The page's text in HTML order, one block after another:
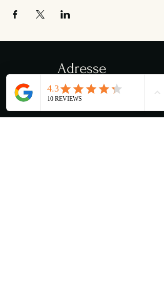
Adresse
Torvveien 12c
1383 Asker